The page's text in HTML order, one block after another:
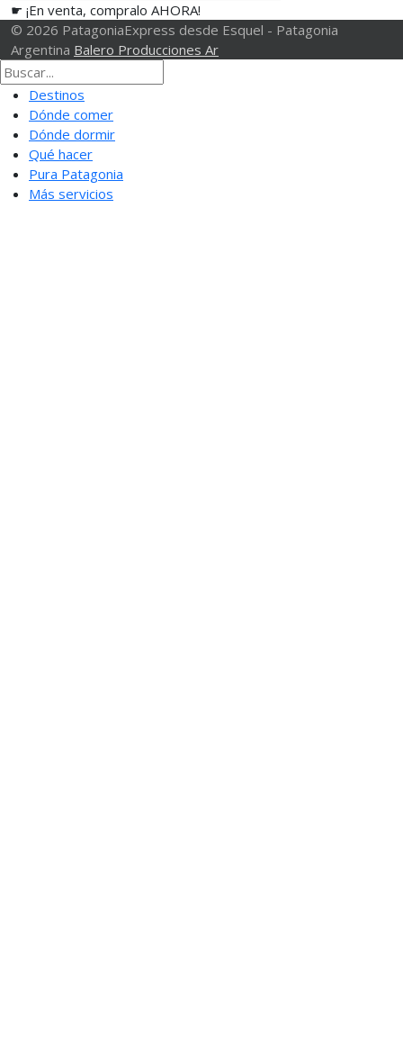
☛ ¡En venta, compralo AHORA!
© 2026 PatagoniaExpress desde Esquel - Patagonia
Argentina Balero Producciones Ar
Destinos
Dónde comer
Dónde dormir
Qué hacer
Pura Patagonia
Más servicios